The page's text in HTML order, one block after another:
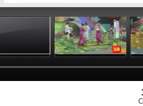
01:15 02:56